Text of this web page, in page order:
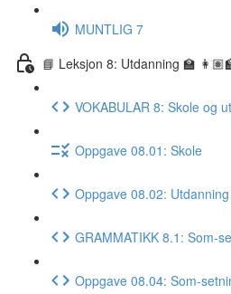
MUNTLIG 7
📘 Leksjon 8: Utdanning 🏫
VOKABULAR 8: Skole og
Oppgave 08.01: Skole
Oppgave 08.02: Utdanning
GRAMMATIKK 8.1: Som-
Oppgave 08.04: Som-